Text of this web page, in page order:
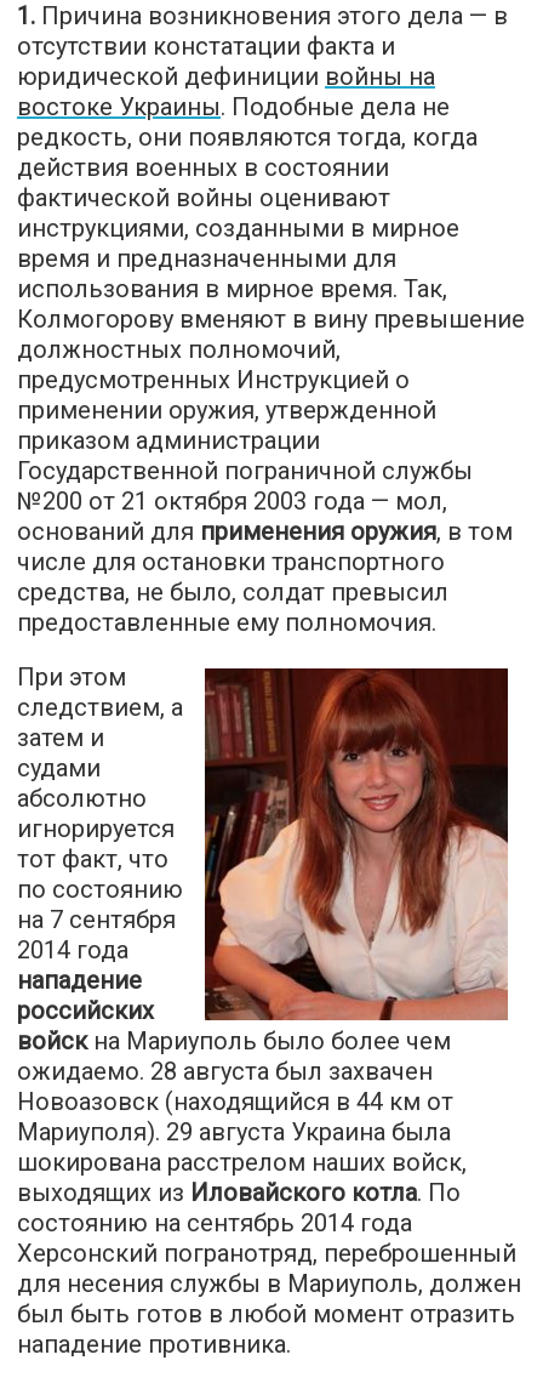
1. Причина возникновения этого дела — в
отсутствии констатации факта и
юридической дефиниции войны на
востоке Украины. Подобные дела не
редкость, они появляются тогда, когда
действия военных в состоянии
фактической войны оценивают
инструкциями, созданными в мирное
время и предназначенными для
использования в мирное время. Так,
Колмогорову вменяют в вину превышение
должностных полномочий,
предусмотренных Инструкцией о
применении оружия, утвержденной
приказом администрации
Государственной пограничной службы
№200 от 21 октября 2003 года — мол,
оснований для применения оружия, в том
числе для остановки транспортного
средства, не было, солдат превысил
предоставленные ему полномочия.
При этом
следствием, а
затем и
судами
абсолютно
игнорируется
тот факт, что
по состоянию
на 7 сентября
2014 года
нападение
российских
войскна Мариуполь было более чем
ожидаемо. 28 августа был захвачен
Новоазовск (находящийся в 44 км от
Мариуполя). 29 августа Украина была
шокирована расстрелом наших войск,
выходящих из Иловайского котла. По
состоянию на сентябрь 2014 года
Херсонский погранотряд, переброшенный
для несения службы в Мариуполь, должен
был быть готов в любой момент отразить
нападение противника.